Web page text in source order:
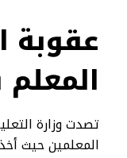
عقوبة
تصدت وزارة
المعلمين حيث